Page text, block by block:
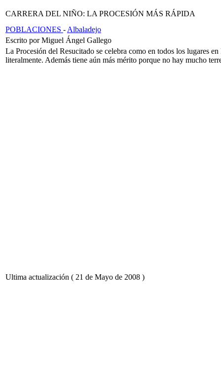
CARRERA DEL NIÑO: LA PROCESIÓN MÁS RÁPIDA
POBLACIONES - Albaladejo
Escrito por Miguel Ángel Gallego
La Procesión del Resucitado se celebra como en todos los lugares
literalmente. Además tiene aún más mérito porque no hay mucho
Ultima actualización ( 21 de Mayo de 2008 )